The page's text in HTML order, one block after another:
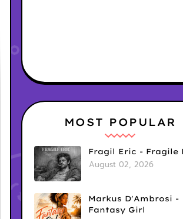
MOST POPULAR
Fragil Eric - Fragile
August 02, 2026
Markus D'Ambrosi -
Fantasy Girl